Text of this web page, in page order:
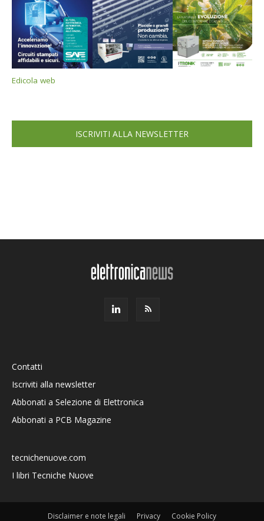
Edicola web
ISCRIVITI ALLA NEWSLETTER
Contatti
Iscriviti alla newsletter
Abbonati a Selezione di Elettronica
Abbonati a PCB Magazine
tecnichenuove.com
I libri Tecniche Nuove
Disclaimer e note legali Privacy Cookie Policy